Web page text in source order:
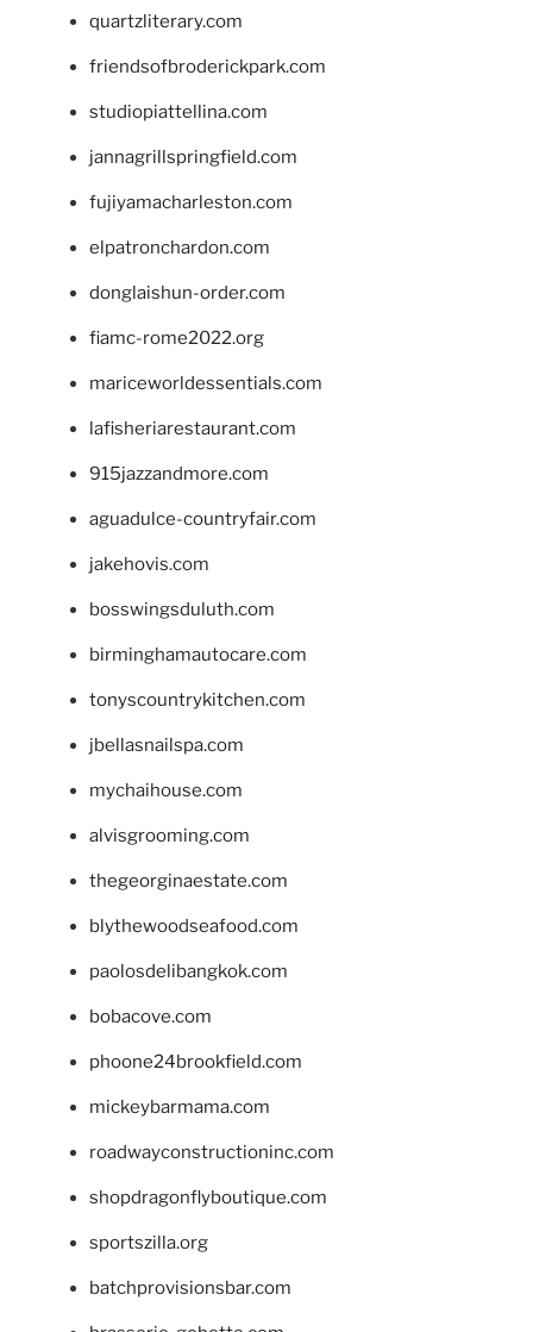
quartzliterary.com
friendsofbroderickpark.com
studiopiattellina.com
jannagrillspringfield.com
fujiyamacharleston.com
elpatronchardon.com
donglaishun-order.com
fiamc-rome2022.org
mariceworldessentials.com
lafisheriarestaurant.com
915jazzandmore.com
aguadulce-countryfair.com
jakehovis.com
bosswingsduluth.com
birminghamautocare.com
tonyscountrykitchen.com
jbellasnailspa.com
mychaihouse.com
alvisgrooming.com
thegeorginaestate.com
blythewoodseafood.com
paolosdelibangkok.com
bobacove.com
phoone24brookfield.com
mickeybarmama.com
roadwayconstructioninc.com
shopdragonflyboutique.com
sportszilla.org
batchprovisionsbar.com